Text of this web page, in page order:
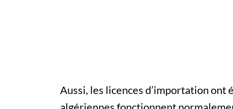
Aussi, les licences d’importation ont